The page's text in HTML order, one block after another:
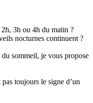
3h ou 4h du matin ?
nocturnes continuent ?
sommeil, je vous propose
toujours le signe d’un